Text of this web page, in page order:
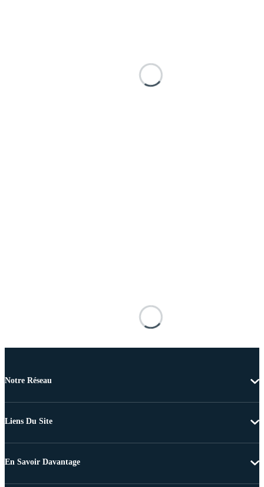
Notre Réseau
Liens Du Site
En Savoir Davantage